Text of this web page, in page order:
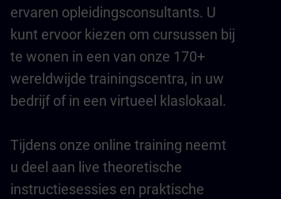
ervaren opleidingsconsultants. U
kunt ervoor kiezen om cursussen bij
te wonen in een van onze 170+
wereldwijde trainingscentra, in uw
bedrijf of in een virtueel klaslokaal.
Tijdens onze online training neemt
u deel aan live theoretische
instructiesessies en praktische